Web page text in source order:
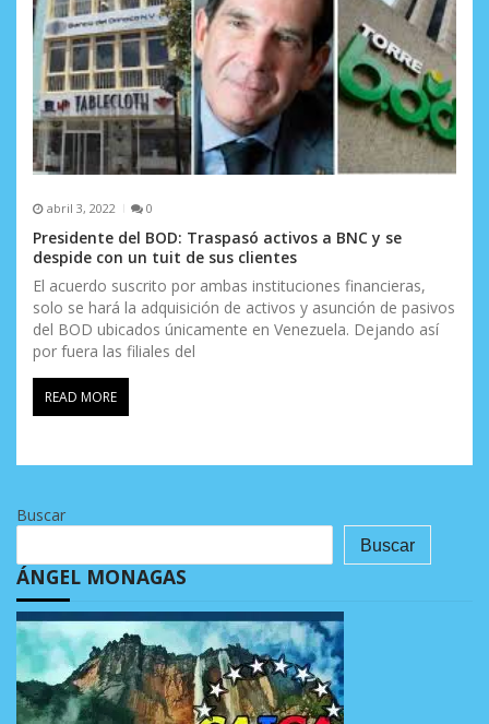
abril 3, 2022 0
Presidente del BOD: Traspasó activos a BNC y se
despide con un tuit de sus clientes
El acuerdo suscrito por ambas instituciones financieras,
solo se hará la adquisición de activos y asunción de pasivos
del BOD ubicados únicamente en Venezuela. Dejando así
por fuera las filiales del
READ MORE
Buscar
Buscar
ÁNGEL MONAGAS